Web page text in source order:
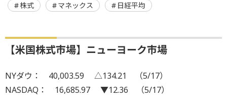
株式 マネックス 日経平均
【米国株式市場】ニューヨーク市場
NYダウ： 40,003.59 △134.21 （5/17）
NASDAQ： 16,685.97 ▼12.36 （5/17）